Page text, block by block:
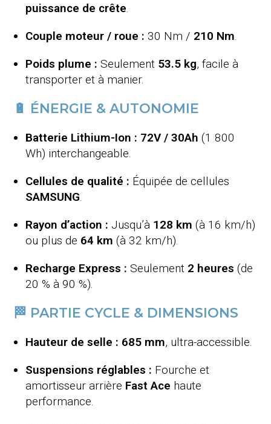
puissance de crête.
Couple moteur / roue : 30 Nm / 210 Nm.
Poids plume : Seulement 53.5 kg, facile à
transporter et à manier.
🔋 ÉNERGIE & AUTONOMIE
Batterie Lithium-Ion : 72V / 30Ah (1 800
Wh) interchangeable.
Cellules de qualité : Équipée de cellules
SAMSUNG.
Rayon d’action : Jusqu’à 128 km (à 16 km/h)
ou plus de 64 km (à 32 km/h).
Recharge Express : Seulement 2 heures (de
20 % à 90 %).
🏁 PARTIE CYCLE & DIMENSIONS
Hauteur de selle : 685 mm, ultra-accessible.
Suspensions réglables : Fourche et
amortisseur arrière Fast Ace haute
performance.